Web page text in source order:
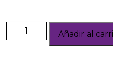
Añadir al